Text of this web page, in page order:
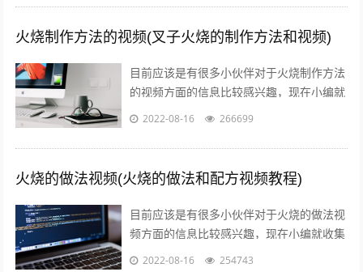
火烧制作方法的视频(叉子火烧的制作方法和视频)
目前应该是有很多小伙伴对于火烧制作方法
的视频方面的信息比较感兴趣，现在小编就
收集了一些与叉子火烧的制作方法和视频相
2022-08-16 266699
火烧的做法视频(火烧的做法和配方视频教程)
目前应该是有很多小伙伴对于火烧的做法视
频方面的信息比较感兴趣，现在小编就收集
了一些与火烧的做法和配方视频教程相关的
2022-08-16 254743